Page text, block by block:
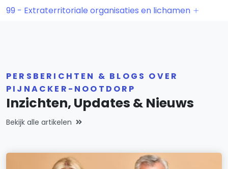
99 - Extraterritoriale organisaties en lichamen
PERSBERICHTEN & BLOGS OVER
PIJNACKER-NOOTDORP
Inzichten, Updates & Nieuws
Bekijk alle artikelen